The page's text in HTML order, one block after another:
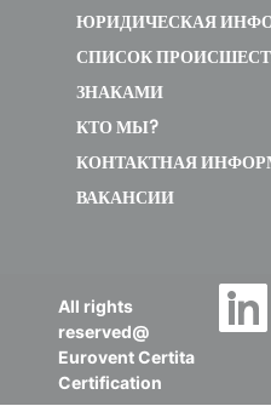
MOX230-
QRD6GW/
12HRFN8-
12HRFN8
MOX230-
ЮРИДИЧЕСКАЯ
СПИСОК
ЗНАКАМИ
КТО МЫ?
КОНТАКТНАЯ
ВАКАНСИИ
All rights
reserved@
Eurovent Certita
Certification